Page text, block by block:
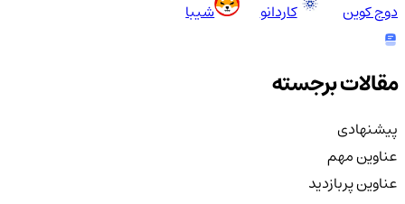
دوج کوین
کاردانو شیبا
مقالات برجسته
پیشنهادی
عناوین مهم
عناوین پربازدید